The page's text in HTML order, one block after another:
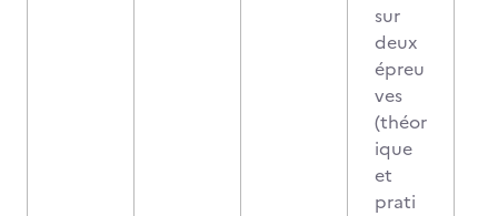
sur
deux
épreu
ves
(théor
ique
et
prati